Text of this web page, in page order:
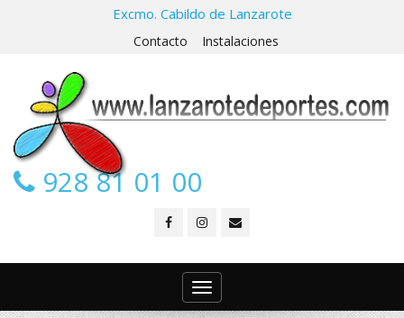
Excmo. Cabildo de Lanzarote
Contacto Instalaciones
928 81 01 00
Toggle
navigation